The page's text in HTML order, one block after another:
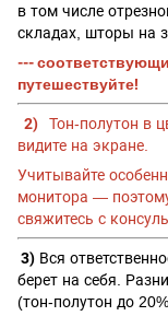
в том числе
складах, шторы на
---
путешествуйте!
2)
Тон-полутон в
видите на экране.
Учитывайте
монитора —
свяжитесь с
3) Вся
берет на себя.
(тон-полутон до